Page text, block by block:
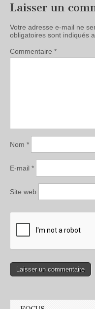
Laisser un
Votre adresse e-mail ne
obligatoires sont indiqués
Commentaire *
Nom *
E-mail *
Site web